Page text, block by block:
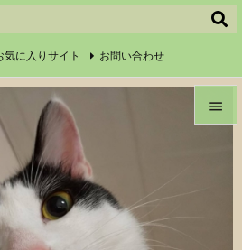

気に入りサイト お問い合わせ
Instagram